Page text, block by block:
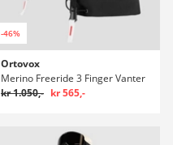
-46%
Ortovox
Merino Freeride 3 Finger Vanter
kr 1.050,- kr 565,-